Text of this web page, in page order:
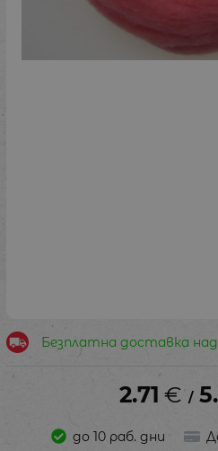
Безплатна доставка над
2.71 € /
до 10 раб. дни